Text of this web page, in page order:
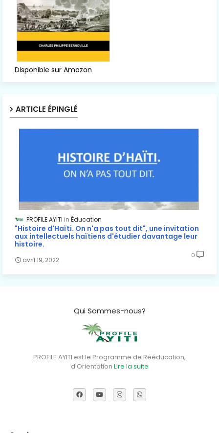
Disponible sur Amazon
ARTICLE ÉPINGLÉ
PROFILE AYITI Éducation
"Histoire d'Haïti. On n'a pas tout dit", une invitation
aux intellectuels haïtiens d'étudier davantage leur
histoire.
avril 19, 2022
0
Qui Sommes-nous?
PROFILE AYITI est le Programme de Rééducation,
d'Orientation Lire la suite